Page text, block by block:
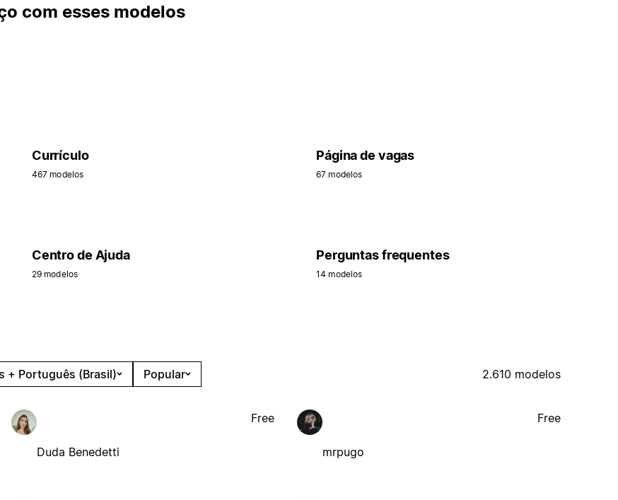
com esses modelos
Currículo
467 modelos
Página de vagas
67 modelos
Centro de Ajuda
29 modelos
Perguntas frequentes
14 modelos
+ Português (Brasil) Popular 2.610 modelos
Duda Benedetti
Free
mrpugo
Free